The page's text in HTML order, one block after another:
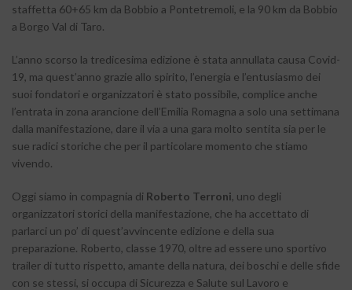
staffetta 60+65 km da Bobbio a Pontetremoli, e la 90 km da Bobbio
a Borgo Val di Taro.
L’anno scorso la tredicesima edizione è stata annullata causa Covid-
19, ma quest’anno grazie allo spirito, l’energia e l’entusiasmo dei
suoi fondatori e organizzatori è stato possibile, complice anche
l’entrata in zona arancione dell’Emilia Romagna a solo una settimana
dalla manifestazione, dare il via a una gara molto sentita sia per le
sue radici storiche che per il particolare momento che stiamo
vivendo.
Oggi siamo in compagnia di Roberto Terroni, uno degli
organizzatori storici della manifestazione, che ha accettato di
parlarci un po’ di quest’avvincente edizione e della sua
preparazione. Roberto, classe 1970, oltre ad essere uno sportivo
trailer di tutto rispetto, amante della natura, dei boschi e delle sfide
con se stessi, si occupa di Sicurezza e Salute sul Lavoro e